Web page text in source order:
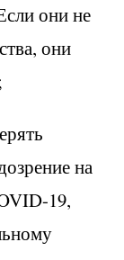
они не
они
на
19,